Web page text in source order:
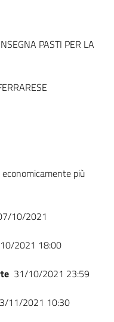
PASTI PER LA
più
10/2021
2021 18:00
31/10/2021 23:59
11/2021 10:30